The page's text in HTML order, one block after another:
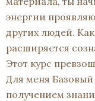
энергии
других людей.
расширяется
Этот курс
Для меня Базовый
получением